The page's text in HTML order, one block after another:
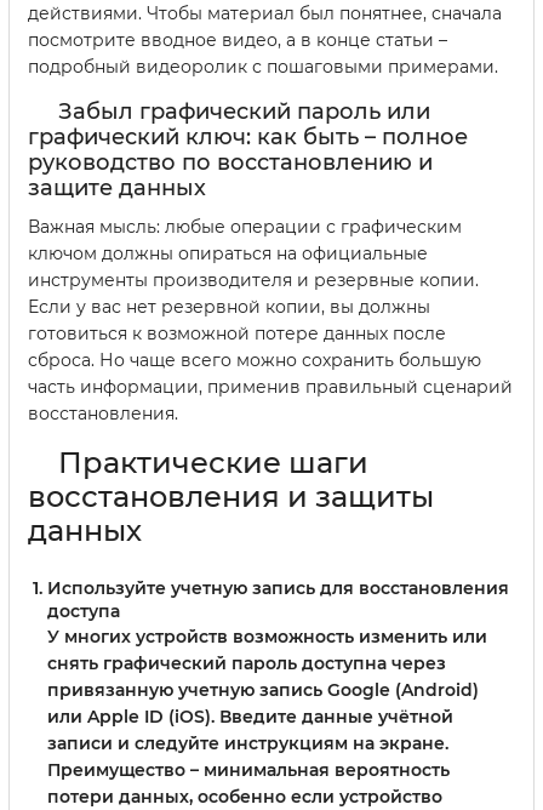
действиями. Чтобы материал был понятнее, сначала
посмотрите вводное видео, а в конце статьи –
подробный видеоролик с пошаговыми примерами.
Забыл графический пароль или
графический ключ: как быть – полное
руководство по восстановлению и
защите данных
Важная мысль: любые операции с графическим
ключом должны опираться на официальные
инструменты производителя и резервные копии.
Если у вас нет резервной копии, вы должны
готовиться к возможной потере данных после
сброса. Но чаще всего можно сохранить большую
часть информации, применив правильный сценарий
восстановления.
Практические шаги
восстановления и защиты
данных
Используйте учетную запись для восстановления
доступа
У многих устройств возможность изменить или
снять графический пароль доступна через
привязанную учетную запись Google (Android)
или Apple ID (iOS). Введите данные учётной
записи и следуйте инструкциям на экране.
Преимущество – минимальная вероятность
потери данных, особенно если устройство